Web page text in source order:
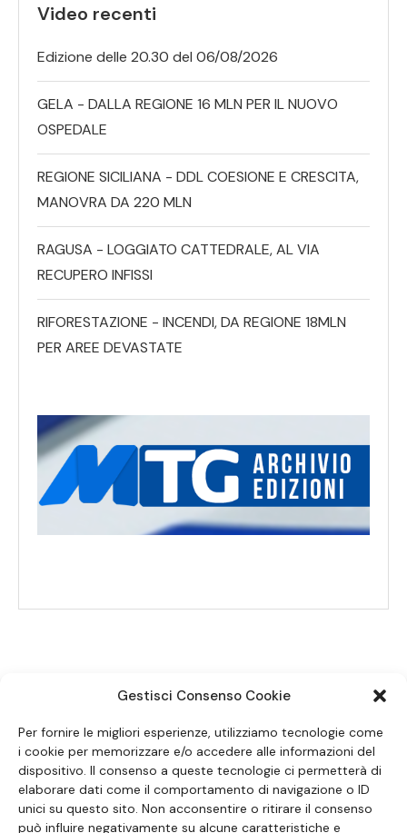
Gestisci Consenso Cookie
Per fornire le migliori esperienze, utilizziamo tecnologie come
i cookie per memorizzare e/o accedere alle informazioni del
dispositivo. Il consenso a queste tecnologie ci permetterà di
elaborare dati come il comportamento di navigazione o ID
unici su questo sito. Non acconsentire o ritirare il consenso
può influire negativamente su alcune caratteristiche e
Video recenti
Edizione delle 20.30 del 06/08/2026
GELA - DALLA REGIONE 16 MLN PER IL NUOVO
OSPEDALE
REGIONE SICILIANA - DDL COESIONE E CRESCITA,
MANOVRA DA 220 MLN
RAGUSA - LOGGIATO CATTEDRALE, AL VIA
RECUPERO INFISSI
RIFORESTAZIONE - INCENDI, DA REGIONE 18MLN
PER AREE DEVASTATE
SEGUICI SUI SOCIAL